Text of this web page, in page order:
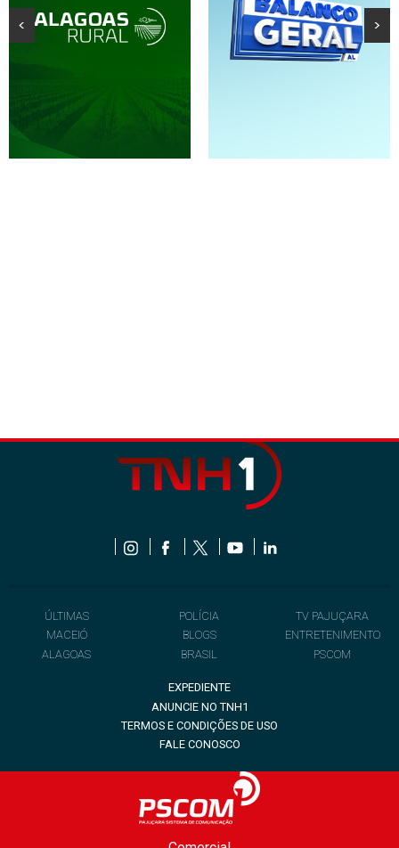
< >
ÚLTIMAS
MACEIÓ
ALAGOAS
POLÍCIA
BLOGS
BRASIL
TV PAJUÇARA
ENTRETENIMENTO
PSCOM
EXPEDIENTE
ANUNCIE NO TNH1
TERMOS E CONDIÇÕES DE USO
FALE CONOSCO